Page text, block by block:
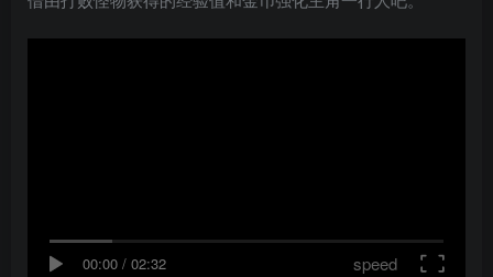
00:00 / 02:32 speed